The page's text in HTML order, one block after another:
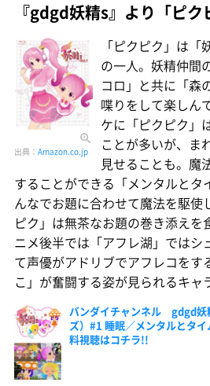
『gdgd妖精s』より「ピク
出典： Amazon.co.jp
「ピクピク」は
の一人。妖精仲間
コロ」と共に「森
喋りをして楽しん
ケに「ピクピク」
ことが多いが、ま
見せることも。魔
することができる「メンタルとタ
んなでお題に合わせて魔法を駆使
ピク」は無茶なお題の巻き添えを
ニメ後半では「アフレ湖」ではシ
て声優がアドリブでアフレコをす
こ」が奮闘する姿が見られるキャ
バンダイチャンネル gdgd妖
ズ）#1 睡眠／メンタルとタ
料視聴はコチラ!!